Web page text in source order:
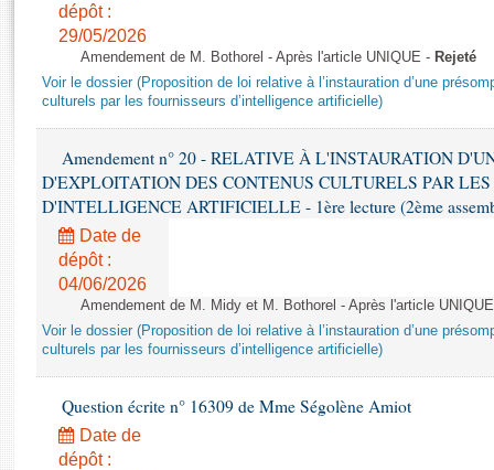
Rapports d'information
Rapports d'enquête
Rapports législatifs
Baromètre de l’application des lois
Dossiers législatifs
Budget et sécurité sociale
Questions écrites et orales
Comptes rendus des débats
Anciennes législatures
Liens vers les sites publics
dépôt :
29/05/2026
Amendement de M. Bothorel - Après l'article UNIQUE - Rejeté
Voir le dossier (Proposition de loi relative à l’instauration d’une
culturels par les fournisseurs d’intelligence artificielle)
Amendement n° 20 - RELATIVE À L'INSTAURATION
D'EXPLOITATION DES CONTENUS CULTURELS PAR LES
D'INTELLIGENCE ARTIFICIELLE - 1ère lecture (2ème
Date de
dépôt :
04/06/2026
Amendement de M. Midy et M. Bothorel - Après l'article
Voir le dossier (Proposition de loi relative à l’instauration d’une
culturels par les fournisseurs d’intelligence artificielle)
Question écrite n° 16309 de Mme Ségolène Amiot
Date de
dépôt :